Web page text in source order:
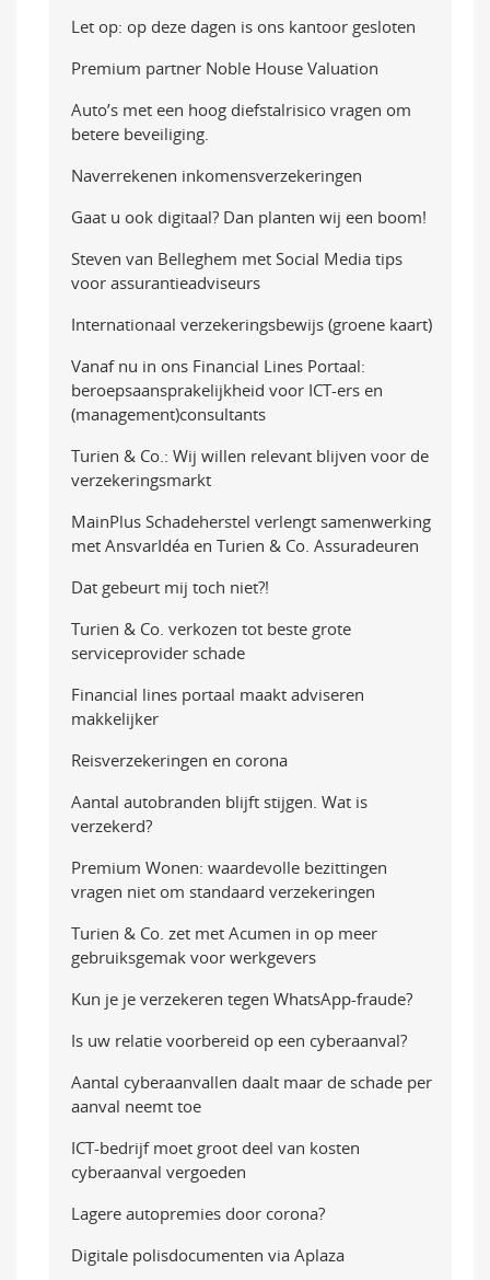
Let op: op deze dagen is ons kantoor gesloten
Premium partner Noble House Valuation
Auto’s met een hoog diefstalrisico vragen om
betere beveiliging.
Naverrekenen inkomensverzekeringen
Gaat u ook digitaal? Dan planten wij een boom!
Steven van Belleghem met Social Media tips
voor assurantieadviseurs
Internationaal verzekeringsbewijs (groene kaart)
Vanaf nu in ons Financial Lines Portaal:
beroepsaansprakelijkheid voor ICT-ers en
(management)consultants
Turien & Co.: Wij willen relevant blijven voor de
verzekeringsmarkt
MainPlus Schadeherstel verlengt samenwerking
met AnsvarIdéa en Turien & Co. Assuradeuren
Dat gebeurt mij toch niet?!
Turien & Co. verkozen tot beste grote
serviceprovider schade
Financial lines portaal maakt adviseren
makkelijker
Reisverzekeringen en corona
Aantal autobranden blijft stijgen. Wat is
verzekerd?
Premium Wonen: waardevolle bezittingen
vragen niet om standaard verzekeringen
Turien & Co. zet met Acumen in op meer
gebruiksgemak voor werkgevers
Kun je je verzekeren tegen WhatsApp-fraude?
Is uw relatie voorbereid op een cyberaanval?
Aantal cyberaanvallen daalt maar de schade per
aanval neemt toe
ICT-bedrijf moet groot deel van kosten
cyberaanval vergoeden
Lagere autopremies door corona?
Digitale polisdocumenten via Aplaza